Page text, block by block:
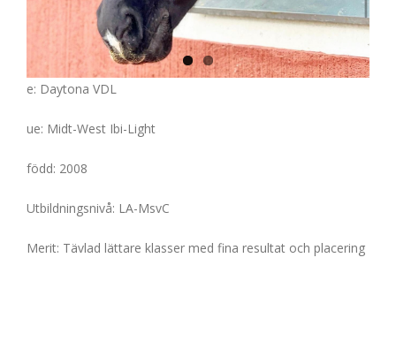
e: Daytona VDL
ue: Midt-West Ibi-Light
född: 2008
Utbildningsnivå: LA-MsvC
Merit: Tävlad lättare klasser med fina resultat och placering